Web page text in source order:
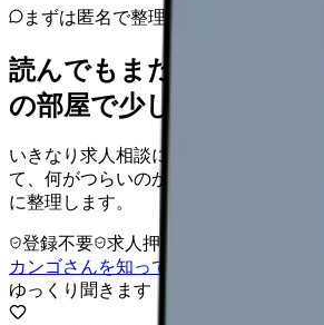
まずは匿名で整理
読んでもまだ苦しいなら
の部屋で少し話してみま
いきなり求人相談には進みません。今
て、何がつらいのか、辞めるべきか、
に整理します。
登録不要 求人押し売りなし
病院
カンゴさんを知ってから相談する
ゆっくり聞きます